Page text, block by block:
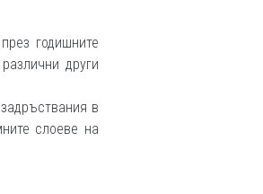
годишните
други
в
слоеве на